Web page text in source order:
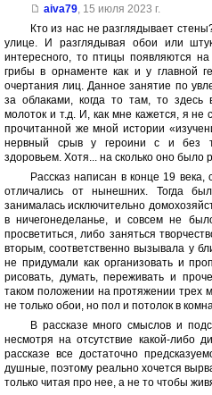
aiva79, 15 июля 2023 г.
Кто из нас не разглядывает
улице. И разглядывая обои или
интересного, то птицы появляются
грибы в орнаменте как и у главной
очертания лиц. Данное занятие по
за облаками, когда то там, то здесь
молоток и т.д. И, как мне кажется, я не
прочитанной же мной истории
нервный срыв у героини с и без
здоровьем. Хотя... на сколько оно
Рассказ написан в конце 19 века,
отличались от нынешних. Тогда
занималась исключительно
в ничегонеделанье, и совсем не
просветиться, либо заняться
вторым, соответственно вызывала у
не придумали как организовать и
рисовать, думать, переживать и
таком положении на протяжении трех
не только обои, но пол и потолок в
В рассказе много смыслов и
несмотря на отсутствие какой-либо
рассказе все достаточно
душные, поэтому реально хочется
только читая про нее, а не то чтобы